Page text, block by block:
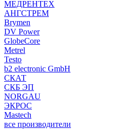
МЕДРЕНТЕХ
АНГСТРЕМ
Brymen
DV Power
GlobeCore
Metrel
Testo
b2 electronic GmbH
СКАТ
СКБ ЭП
NORGAU
ЭКРОС
Mastech
все производители